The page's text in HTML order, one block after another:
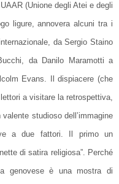
(Unione degli Atei e degli
ligure, annovera alcuni tra i
da Sergio Staino
da Danilo Maramotti a
Evans. Il dispiacere (che
a visitare la retrospettiva,
studioso dell’immagine
a due fattori. Il primo un
di satira religiosa”. Perché
genovese è una mostra di